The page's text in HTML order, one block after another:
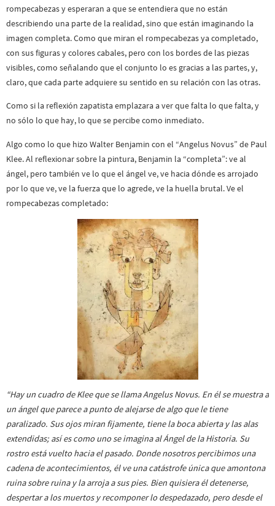
rompecabezas y esperaran a que se entendiera que no están
describiendo una parte de la realidad, sino que están imaginando la
imagen completa. Como que miran el rompecabezas ya completado,
con sus figuras y colores cabales, pero con los bordes de las piezas
visibles, como señalando que el conjunto lo es gracias a las partes, y,
claro, que cada parte adquiere su sentido en su relación con las otras.
Como si la reflexión zapatista emplazara a ver que falta lo que falta, y
no sólo lo que hay, lo que se percibe como inmediato.
Algo como lo que hizo Walter Benjamin con el “Angelus Novus” de Paul
Klee. Al reflexionar sobre la pintura, Benjamin la “completa”: ve al
ángel, pero también ve lo que el ángel ve, ve hacia dónde es arrojado
por lo que ve, ve la fuerza que lo agrede, ve la huella brutal. Ve el
rompecabezas completado:
“Hay un cuadro de Klee que se llama Angelus Novus. En él se muestra a
un ángel que parece a punto de alejarse de algo que le tiene
paralizado. Sus ojos miran fijamente, tiene la boca abierta y las alas
extendidas; así es como uno se imagina al Ángel de la Historia. Su
rostro está vuelto hacia el pasado. Donde nosotros percibimos una
cadena de acontecimientos, él ve una catástrofe única que amontona
ruina sobre ruina y la arroja a sus pies. Bien quisiera él detenerse,
despertar a los muertos y recomponer lo despedazado, pero desde el